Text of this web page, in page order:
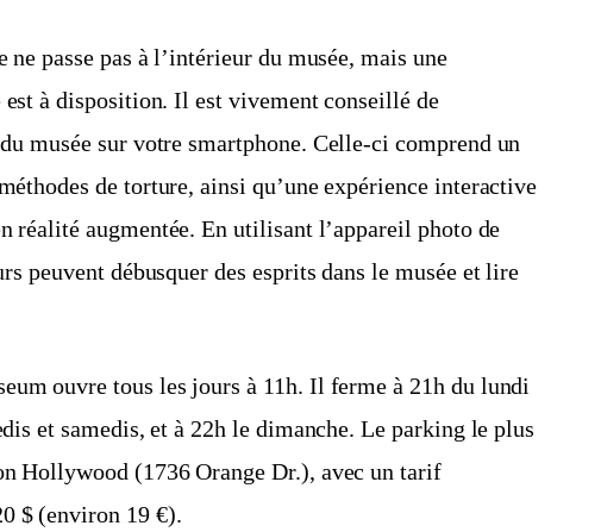
passe pas à l’intérieur du musée, mais une
à disposition. Il est vivement conseillé de
musée sur votre smartphone. Celle-ci comprend un
de torture, ainsi qu’une expérience interactive
réalité augmentée. En utilisant l’appareil photo de
peuvent débusquer des esprits dans le musée et lire
ouvre tous les jours à 11h. Il ferme à 21h du lundi
et samedis, et à 22h le dimanche. Le parking le plus
Hollywood (1736 Orange Dr.), avec un tarif
$ (environ 19 €).